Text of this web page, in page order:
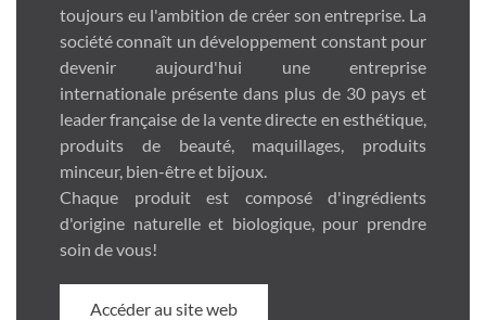
toujours eu l'ambition de créer son entreprise. La
société connaît un développement constant pour
devenir aujourd'hui une entreprise
internationale présente dans plus de 30 pays et
leader française de la vente directe en esthétique,
produits de beauté, maquillages, produits
minceur, bien-être et bijoux.
Chaque produit est composé d'ingrédients
d'origine naturelle et biologique, pour prendre
soin de vous!
Accéder au site web